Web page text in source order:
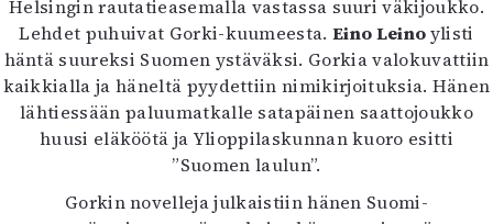
Helsingin rautatieasemalla vastassa suuri väkijoukko.
Lehdet puhuivat Gorki-kuumeesta.Eino Leinoylisti
häntä suureksi Suomen ystäväksi. Gorkia valokuvattiin
kaikkialla ja häneltä pyydettiin nimikirjoituksia. Hänen
lähtiessään paluumatkalle satapäinen saattojoukko
huusi eläköötä ja Ylioppilaskunnan kuoro esitti
”Suomen laulun”.
Gorkin novelleja julkaistiin hänen Suomi-